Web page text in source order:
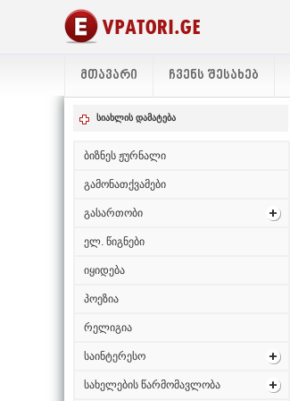
ᲛᲗᲐᲕᲐᲠᲘ ᲩᲕᲔᲜᲡ ᲨᲔᲡᲐᲮᲔᲑ
სიახლის დამატება
ბიზნეს ჟურნალი
გამონათქვამები
გასართობი
ელ. წიგნები
იყიდება
პოეზია
რელიგია
საინტერესო
სახელების წარმომავლობა